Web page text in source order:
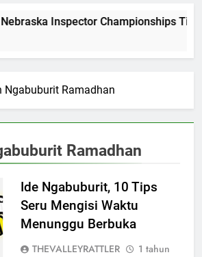
Nebraska Inspector Championships
Ngabuburit Ramadhan
Ramadhan
Ide Ngabuburit, 10 Tips
Seru Mengisi Waktu
Menunggu Berbuka
THEVALLEYRATTLER
1 tahun